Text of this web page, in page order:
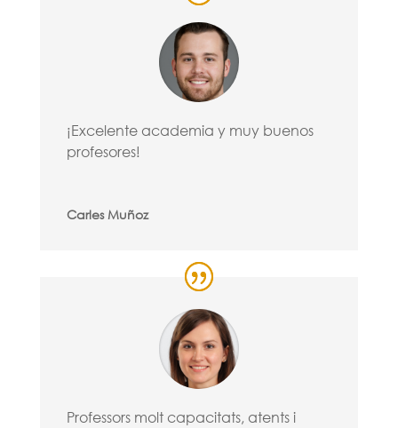
¡Excelente academia y muy buenos
profesores!
Carles Muñoz
Professors molt capacitats, atents i